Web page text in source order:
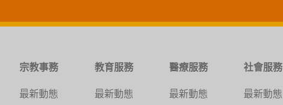
宗教事務
最新動態
教育服務
最新動態
醫療服務
最新動態
社會服務
最新動態